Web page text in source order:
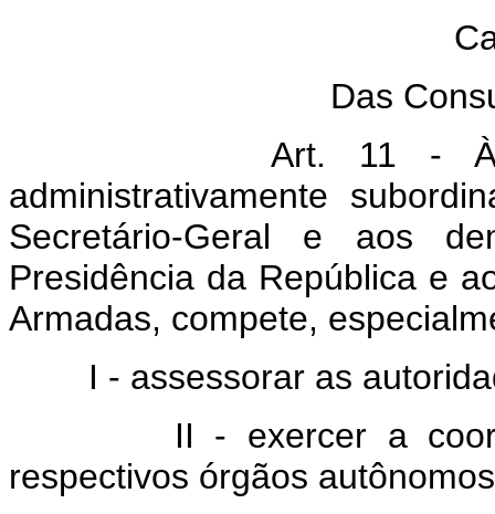
Das
Art. 11 -
administrativamente
Secretário-Geral e aos
Presidência da República e
Armadas, compete,
I - assessorar as
II - exercer a
respectivos órgãos